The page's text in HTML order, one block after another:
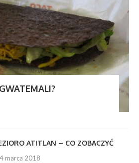
ATITLAN – CO ZOBACZYĆ
marca 2018